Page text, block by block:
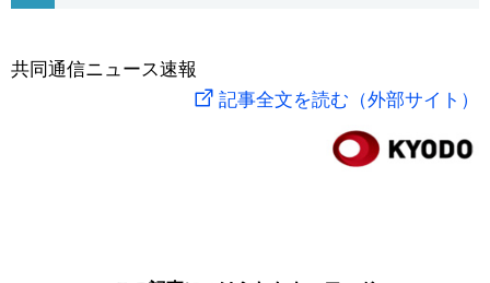
社会
旅と暮らし
科学・技術
暮らし
共同通信ニュース速報
記事全文を読む（外部サイト）